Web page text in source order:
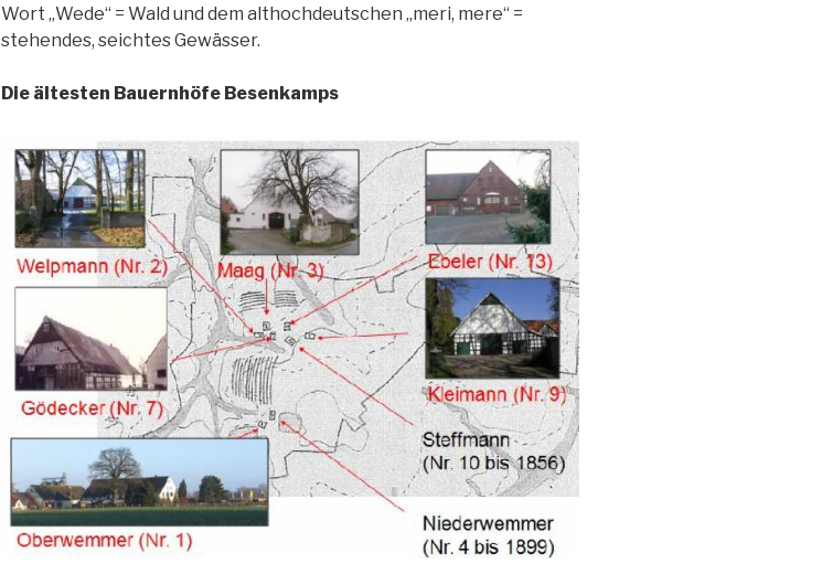
Wort „Wede“ = Wald und dem althochdeutschen „meri, mere“ =
stehendes, seichtes Gewässer.
Die ältesten Bauernhöfe Besenkamps